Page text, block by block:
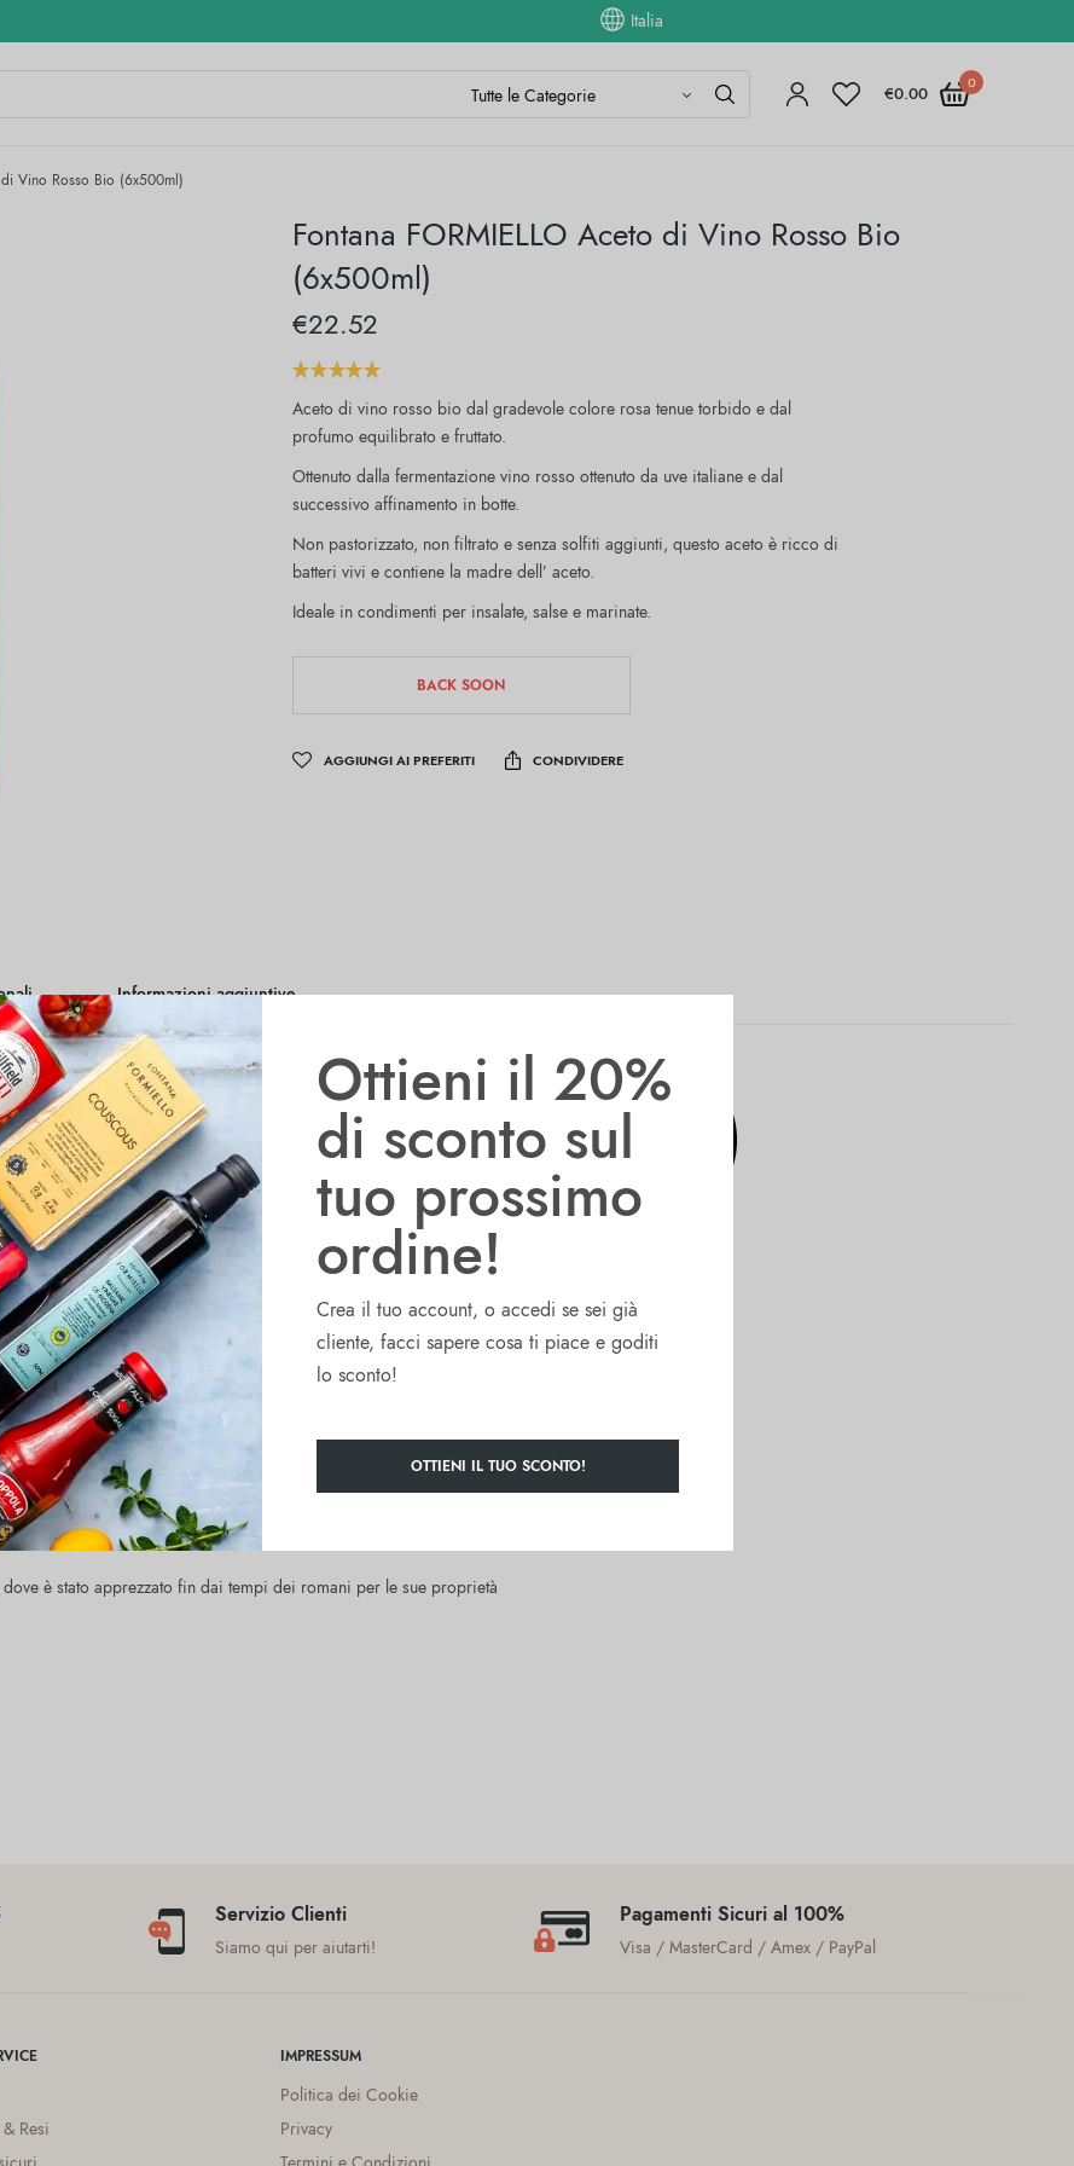
Ottieni il 20%
di sconto sul
tuo prossimo
ordine!
Crea il tuo account, o accedi se sei già
cliente, facci sapere cosa ti piace e goditi
lo sconto!
OTTIENI IL TUO SCONTO!
Italia
€0.00
0
di Vino Rosso Bio (6x500ml)
Fontana FORMIELLO Aceto di Vino Rosso Bio
(6x500ml)
€22.52
Aceto di vino rosso bio dal gradevole colore rosa tenue torbido e dal
profumo equilibrato e fruttato.
Ottenuto dalla fermentazione vino rosso ottenuto da uve italiane e dal
successivo affinamento in botte.
Non pastorizzato, non filtrato e senza solfiti aggiunti, questo aceto è ricco di
batteri vivi e contiene la madre dell’ aceto.
Ideale in condimenti per insalate, salse e marinate.
BACK SOON
AGGIUNGI AI PREFERITI CONDIVIDERE
Informazioni aggiuntive
dal profumo equilibrato e fruttato.
biologico è stato definito dai giudici come “un’aceto di vino
colore rosa, torbido molto accattivante e un delicato
la fermentazione di vino prodotto da uve provenienti da
è stato apprezzato fin dai tempi dei romani per le sue proprietà
Servizio Clienti
Siamo qui per aiutarti!
Pagamenti Sicuri al 100%
Visa / MasterCard / Amex / PayPal
Resi
IMPRESSUM
Politica dei Cookie
Privacy